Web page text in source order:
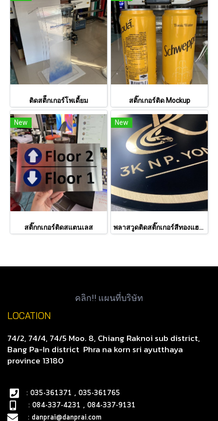
ติดสติีกเกอร์โพเดี้ยม สติ๊กเกอร์ติด Mockup
New
สติ๊กกเกอร์ติดสแตนเลส
New
พลาสวูดติดสติ๊กเกอร์สีทองแฮร์ไลน์
คลิก!! แผนที่บริษัท
LOCATION
74/2, 74/4, 74/5 Moo. 8, Chiang Raknoi sub district,
Bang Pa-In district Phra na korn sri ayutthaya
province 13180
: 035-361371 , 035-361765
: 084-337-4231 , 084-337-9131
: danprai@danprai.com